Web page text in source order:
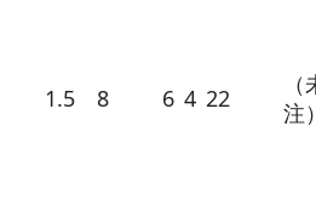
1.5 8 6 4 22
注